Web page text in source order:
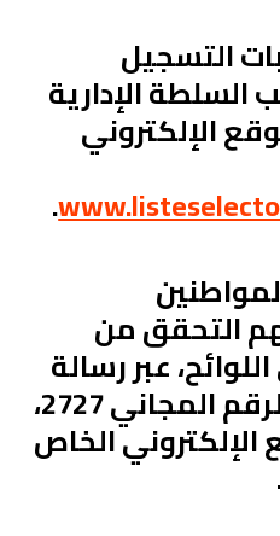
التسجيل
الإدارية
الإلكتروني
.
التحقق من
عبر رسالة
نصية قصيرة إلى الرقم المجاني 2727،
الخاص